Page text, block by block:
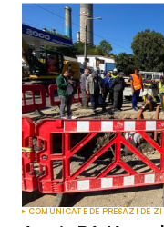
COMUNICATE DE PRESĂZI DE ZI